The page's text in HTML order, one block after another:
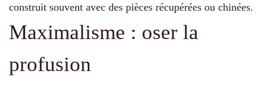
construit souvent avec des pièces récupérées ou chinées.
Maximalisme : oser la
profusion